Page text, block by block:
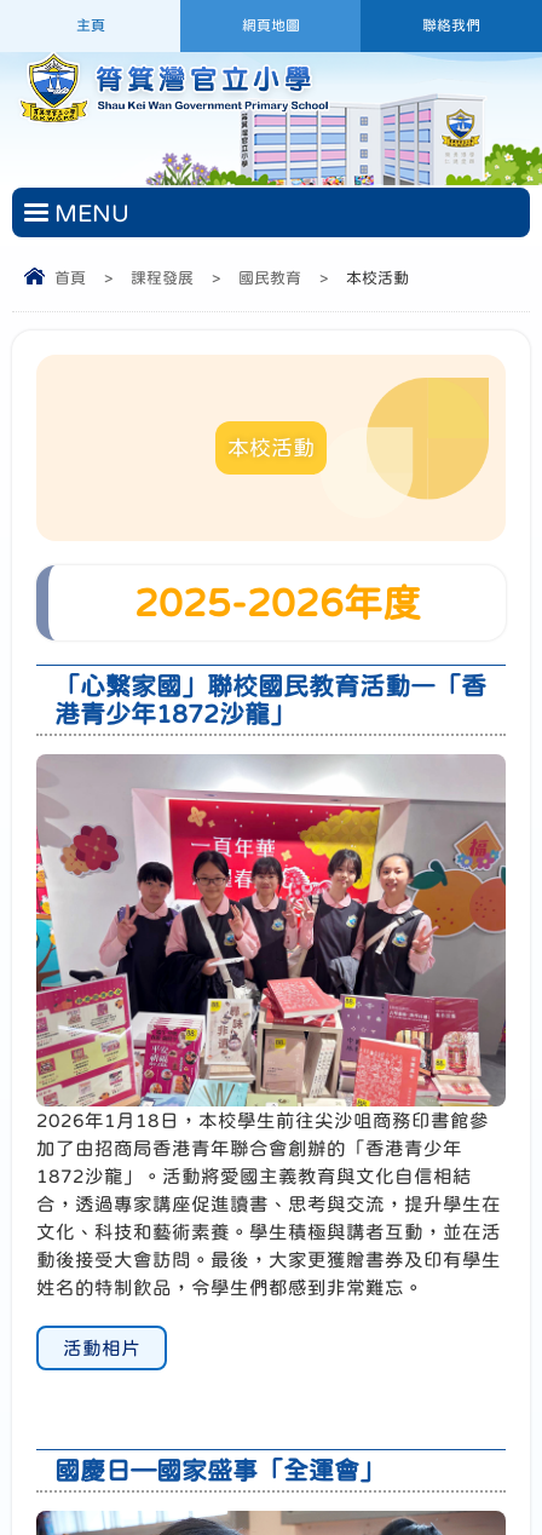
主頁 網頁地圖 聯絡我們
MENU
首頁 > 課程發展 > 國民教育 > 本校活動
本校活動
2025-2026年度
「心繫家國」聯校國民教育活動―「香
港青少年1872沙龍」
2026年1月18日，本校學生前往尖沙咀商務印書館參
加了由招商局香港青年聯合會創辦的「香港青少年
1872沙龍」。活動將愛國主義教育與文化自信相結
合，透過專家講座促進讀書、思考與交流，提升學生在
文化、科技和藝術素養。學生積極與講者互動，並在活
動後接受大會訪問。最後，大家更獲贈書券及印有學生
姓名的特制飲品，令學生們都感到非常難忘。
活動相片
國慶日—國家盛事「全運會」